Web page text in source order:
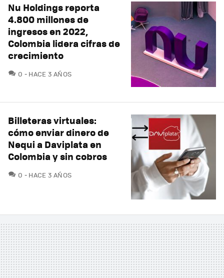
Nu Holdings reporta
4.800 millones de
ingresos en 2022,
Colombia lidera cifras de
crecimiento
0 COMENTARIOS
HACE 3 AÑOS
Billeteras virtuales:
cómo enviar dinero de
Nequi a Daviplata en
Colombia y sin cobros
0 COMENTARIOS
HACE 3 AÑOS